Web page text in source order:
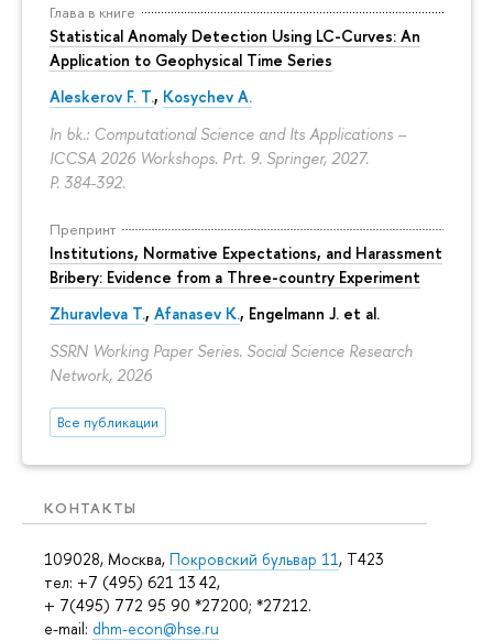
Глава в книге
Statistical Anomaly Detection Using LC-Curves: An
Application to Geophysical Time Series
Aleskerov F. T., Kosychev A.
In bk.: Computational Science and Its Applications –
ICCSA 2026 Workshops. Prt. 9. Springer, 2027.
P. 384-392.
Препринт
Institutions, Normative Expectations, and Harassment
Bribery: Evidence from a Three-country Experiment
Zhuravleva T., Afanasev K., Engelmann J. et al.
SSRN Working Paper Series. Social Science Research
Network, 2026
Все публикации
КОНТАКТЫ
109028, Москва, Покровский бульвар 11, T423
тел: +7 (495) 621 13 42,
+ 7(495) 772 95 90 *27200; *27212.
e-mail: dhm-econ@hse.ru